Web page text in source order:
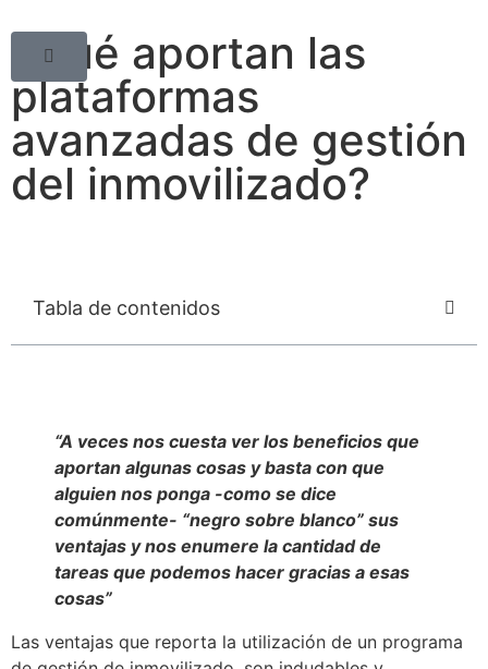
¿Qué aportan las
plataformas
avanzadas de gestión
del inmovilizado?
Tabla de contenidos
“A veces nos cuesta ver los beneficios que
aportan algunas cosas y basta con que
alguien nos ponga -como se dice
comúnmente- “negro sobre blanco” sus
ventajas y nos enumere la cantidad de
tareas que podemos hacer gracias a esas
cosas”
Las ventajas que reporta la utilización de un programa